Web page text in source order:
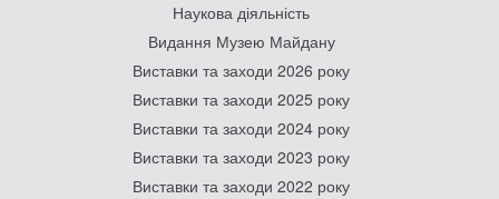
Наукова діяльність
Видання Музею Майдану
Виставки та заходи 2026 року
Виставки та заходи 2025 року
Виставки та заходи 2024 року
Виставки та заходи 2023 року
Виставки та заходи 2022 року